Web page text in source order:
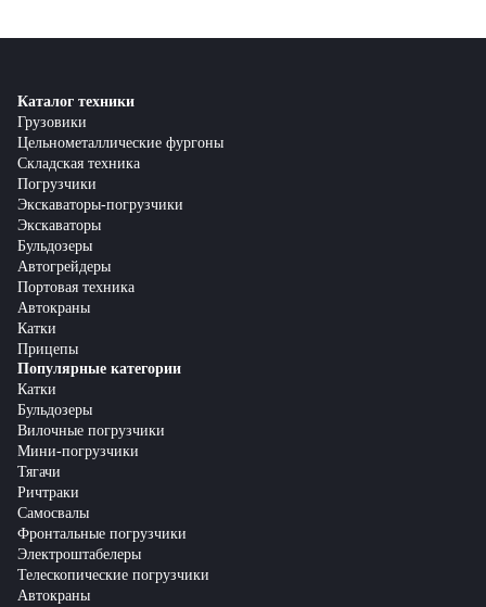
Каталог техники
Грузовики
Цельнометаллические фургоны
Складская техника
Погрузчики
Экскаваторы-погрузчики
Экскаваторы
Бульдозеры
Автогрейдеры
Портовая техника
Автокраны
Катки
Прицепы
Популярные категории
Катки
Бульдозеры
Вилочные погрузчики
Мини-погрузчики
Тягачи
Ричтраки
Самосвалы
Фронтальные погрузчики
Электроштабелеры
Телескопические погрузчики
Автокраны